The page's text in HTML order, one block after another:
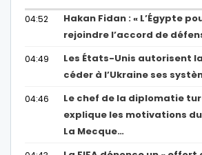
04:52
Hakan Fidan : « L’Égypte
rejoindre l’accord de
04:49
Les États-Unis autorisent
céder à l’Ukraine ses
04:46
Le chef de la diplomatie
explique les motivations
La Mecque…